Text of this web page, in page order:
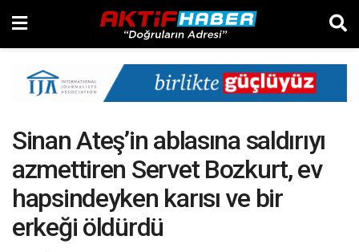
Sinan Ateş’in ablasına saldırıyı
azmettiren Servet Bozkurt, ev
hapsindeyken karısı ve bir
erkeği öldürdü